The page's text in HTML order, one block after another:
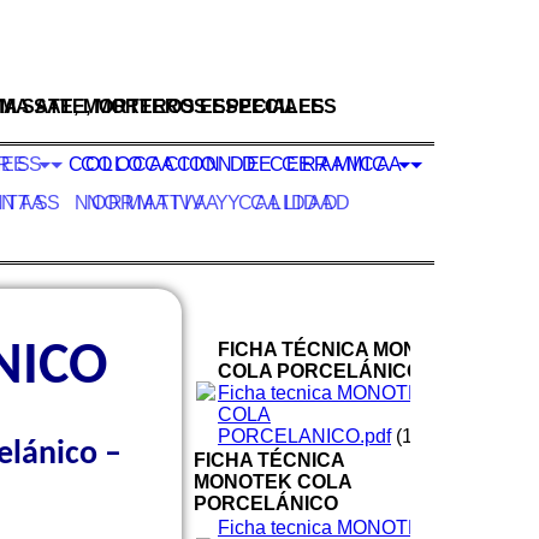
SATE, MORTEROS ESPECIALES
COLOCACION DE CERAMICA
NORMATIVA Y CALIDAD
–
SATE, MORTEROS ESPECIALES
COLOCACION DE CERAMICA
NORMATIVA Y CALIDAD
FICHA TÉCNICA MONOTEK
COLA PORCELÁNICO
Ficha tecnica MONOTEK
COLA
PORCELANICO.pdf(154.1KB)
FICHA TÉCNICA
MONOTEK COLA
PORCELÁNICO
Ficha tecnica MONOTEK